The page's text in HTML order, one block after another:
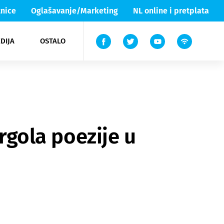
Oglašavanje/Marketing NL online i pretplata
OSTALO
Lika & Senj
TV
poezije u